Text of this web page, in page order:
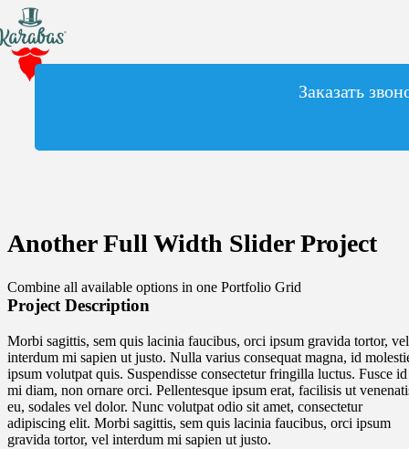
Заказать
Another Full Width Slider Project
Combine all available options in one Portfolio Grid
Project Description
Morbi sagittis, sem quis lacinia faucibus, orci ipsum gravida tortor, vel
interdum mi sapien ut justo. Nulla varius consequat magna, id
ipsum volutpat quis. Suspendisse consectetur fringilla luctus. Fusce id
mi diam, non ornare orci. Pellentesque ipsum erat, facilisis ut
eu, sodales vel dolor. Nunc volutpat odio sit amet, consectetur
adipiscing elit. Morbi sagittis, sem quis lacinia faucibus, orci ipsum
gravida tortor, vel interdum mi sapien ut justo.